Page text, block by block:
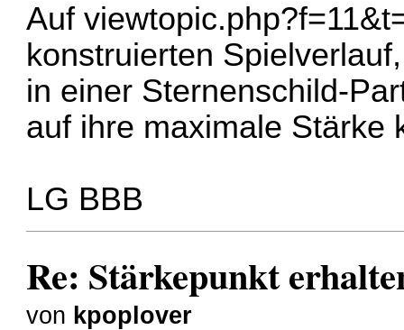
Auf
konstruierten
in einer Sternenschild-
auf ihre maximale Stärke
LG BBB
Re: Stärkepunkt
von kpoplover